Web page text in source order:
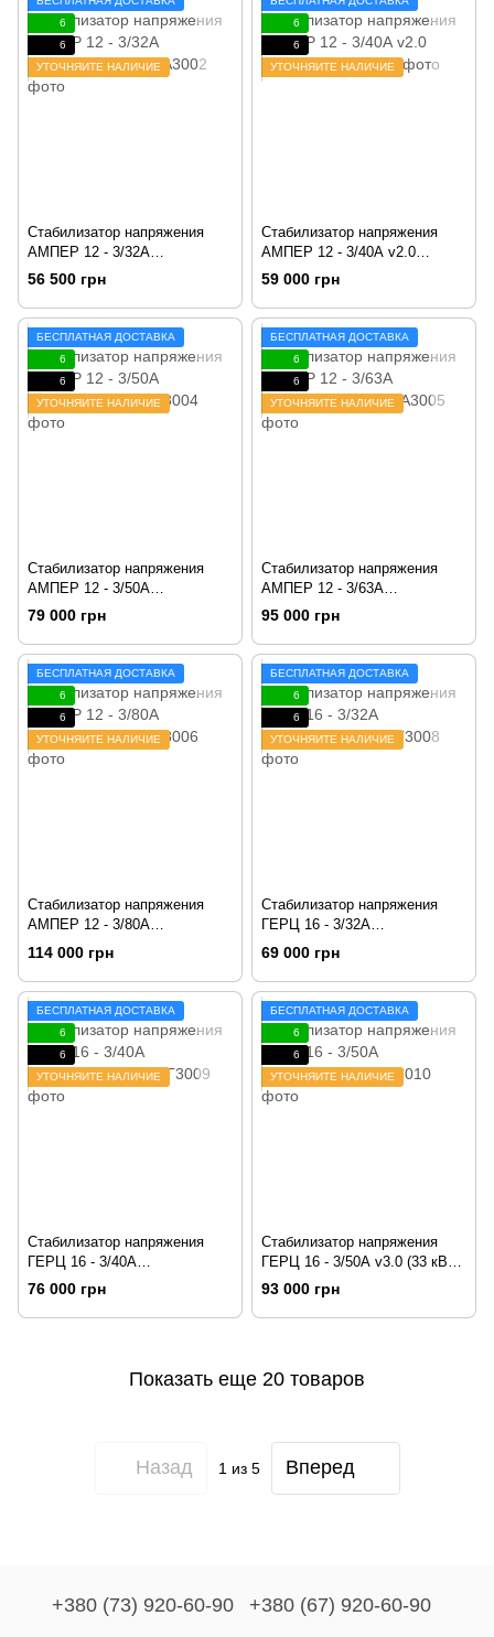
6
6
УТОЧНЯЙТЕ НАЛИЧИЕ
Стабилизатор напряжения
АМПЕР 12 - 3/32А
v2.0 (21,5кВА/кВт)
56 500 грн
6
6
УТОЧНЯЙТЕ НАЛИЧИЕ
Стабилизатор напряжения
АМПЕР 12 - 3/40А v2.0
(27 кВА/кВт)
59 000 грн
БЕСПЛАТНАЯ ДОСТАВКА
6
6
УТОЧНЯЙТЕ НАЛИЧИЕ
Стабилизатор напряжения
АМПЕР 12 - 3/50А
v2.0 (33 кВА/кВт)
79 000 грн
БЕСПЛАТНАЯ ДОСТАВКА
6
6
УТОЧНЯЙТЕ НАЛИЧИЕ
Стабилизатор напряжения
АМПЕР 12 - 3/63А
v2.0 (41,6 кВА/кВт)
95 000 грн
БЕСПЛАТНАЯ ДОСТАВКА
6
6
УТОЧНЯЙТЕ НАЛИЧИЕ
Стабилизатор напряжения
АМПЕР 12 - 3/80А
v2.0 (53 кВА/кВт)
114 000 грн
БЕСПЛАТНАЯ ДОСТАВКА
6
6
УТОЧНЯЙТЕ НАЛИЧИЕ
Стабилизатор напряжения
ГЕРЦ 16 - 3/32А
v3.0 (21,5кВА/кВт)
69 000 грн
БЕСПЛАТНАЯ ДОСТАВКА
6
6
УТОЧНЯЙТЕ НАЛИЧИЕ
Стабилизатор напряжения
ГЕРЦ 16 - 3/40А
v3.0 (26,4 кВА/кВт)
76 000 грн
БЕСПЛАТНАЯ ДОСТАВКА
6
6
УТОЧНЯЙТЕ НАЛИЧИЕ
Стабилизатор напряжения
ГЕРЦ 16 - 3/50А v3.0 (33 кВА/
кВт)
93 000 грн
Показать еще 20 товаров
Назад 1 из 5 Вперед
+380 (73) 920-60-90 +380 (67) 920-60-90